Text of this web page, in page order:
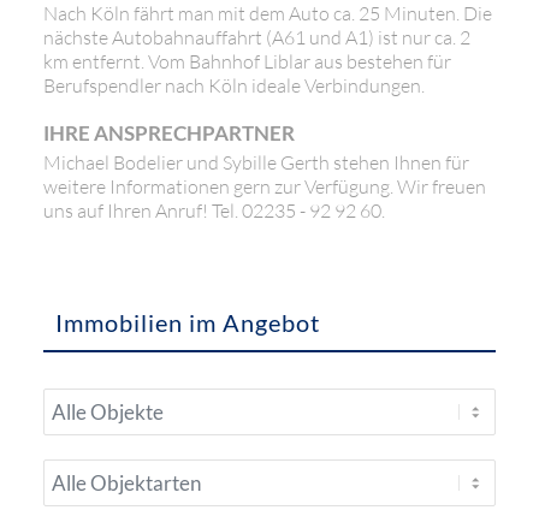
Nach Köln fährt man mit dem Auto ca. 25 Minuten. Die
nächste Autobahnauffahrt (A61 und A1) ist nur ca. 2
km entfernt. Vom Bahnhof Liblar aus bestehen für
Berufspendler nach Köln ideale Verbindungen.
IHRE ANSPRECHPARTNER
Michael Bodelier und Sybille Gerth stehen Ihnen für
weitere Informationen gern zur Verfügung. Wir freuen
uns auf Ihren Anruf! Tel. 02235 - 92 92 60.
Immobilien im Angebot